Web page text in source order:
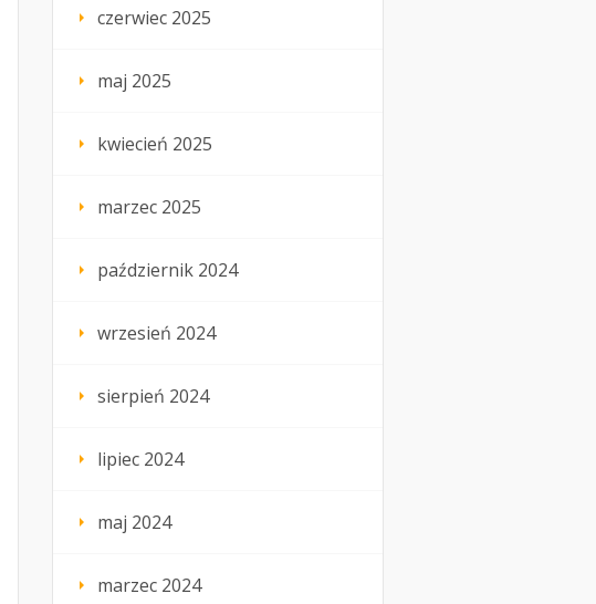
czerwiec 2025
maj 2025
kwiecień 2025
marzec 2025
październik 2024
wrzesień 2024
sierpień 2024
lipiec 2024
maj 2024
marzec 2024